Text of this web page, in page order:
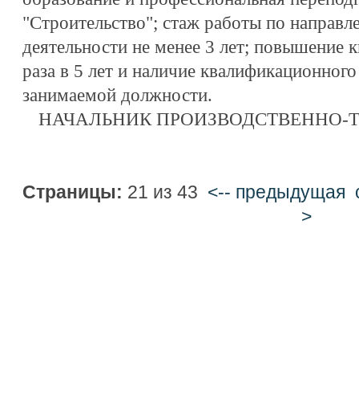
"Строительство"; стаж работы по
деятельности не менее 3 лет; повышение
раза в 5 лет и наличие квалификационного
занимаемой должности.
НАЧАЛЬНИК ПРОИЗВОДСТВЕННО-
Страницы: 21 из 43 <-- предыдущая
>